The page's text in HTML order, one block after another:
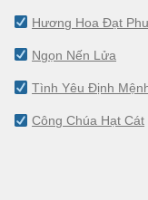
Hương Hoa Đạt
Ngọn Nến Lửa
Tình Yêu Định
Công Chúa Hạt Cát